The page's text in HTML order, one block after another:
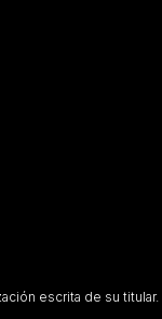
escrita de su titular.